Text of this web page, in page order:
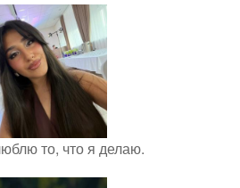
то, что я делаю.